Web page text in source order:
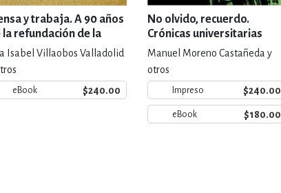
y trabaja. A 90 años
la refundación de la
de
Isabel Villaobos Valladolid
eBook $240.00
No olvido, recuerdo.
Crónicas universitarias
desde la tercera edad
Manuel Moreno Castañeda y
otros
Impreso $240.00
eBook $180.00